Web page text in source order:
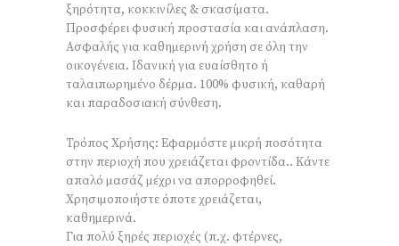
ξηρότητα, κοκκινίλες & σκασίματα.
Προσφέρει φυσική προστασία και ανάπλαση.
Ασφαλής για καθημερινή χρήση σε όλη την
οικογένεια. Ιδανική για ευαίσθητο ή
ταλαιπωρημένο δέρμα. 100% φυσική, καθαρή
και παραδοσιακή σύνθεση.
Τρόπος Χρήσης: Εφαρμόστε μικρή ποσότητα
στην περιοχή που χρειάζεται φροντίδα.. Κάντε
απαλό μασάζ μέχρι να απορροφηθεί.
Χρησιμοποιήστε όποτε χρειάζεται,
καθημερινά.
Για πολύ ξηρές περιοχές (π.χ. φτέρνες,